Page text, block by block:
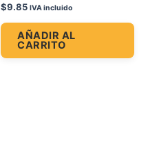
$9.85 IVA incluido
AÑADIR AL
CARRITO